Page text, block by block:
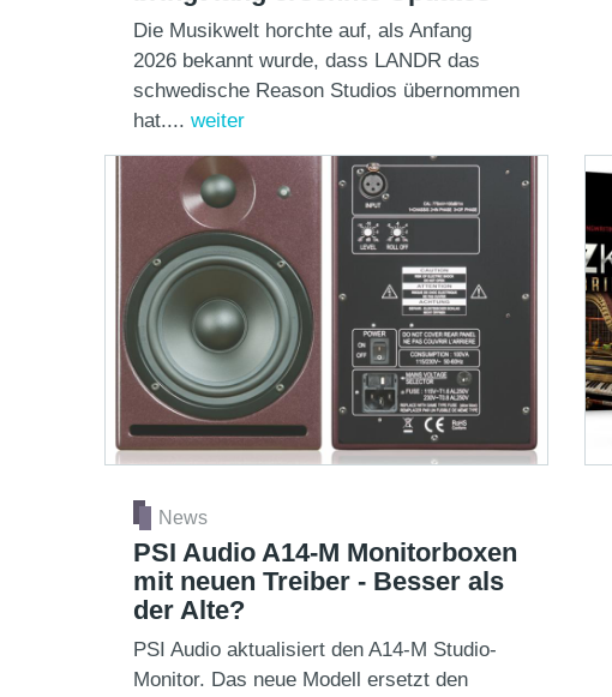
Die Musikwelt horchte auf, als Anfang
2026 bekannt wurde, dass LANDR das
schwedische Reason Studios übernommen
hat.... weiter
News
PSI Audio A14-M Monitorboxen
mit neuen Treiber - Besser als
der Alte?
PSI Audio aktualisiert den A14-M Studio-
Monitor. Das neue Modell ersetzt den